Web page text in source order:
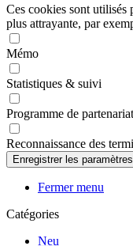
Ces cookies sont utilisés
plus attrayante, par
Mémo
Statistiques & suivi
Programme de partenariat
Reconnaissance des
Fermer menu
Catégories
Neu